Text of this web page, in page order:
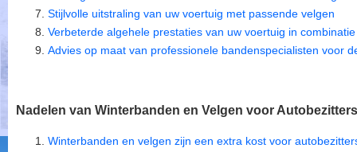
Stijlvolle uitstraling van uw voertuig met passende velgen
Verbeterde algehele prestaties van uw voertuig in
Advies op maat van professionele bandenspecialisten voor
Nadelen van Winterbanden en Velgen voor
Winterbanden en velgen zijn een extra kost voor